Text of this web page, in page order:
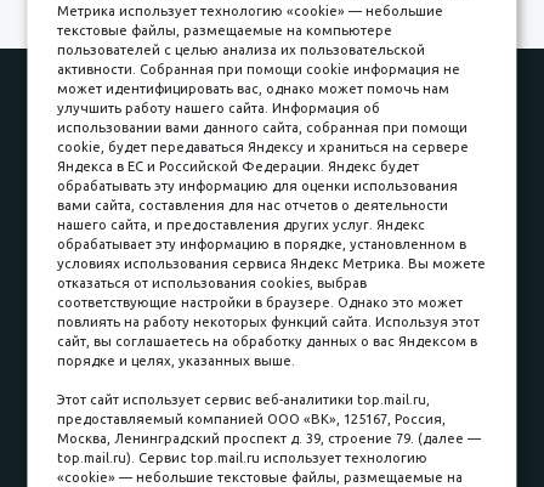
Наши работы
Оплата
Доставка и сборка
Гарантии
Карьера в компании
Контакты
Принимаем к оплате
Наличные
пл. Соляная, 6, стр. 16
8 (3822) 60-70-30
8 (3822) 50-39-09
Метрика использует технологию «cookie» — небольшие
текстовые файлы, размещаемые на компьютере
пользователей с целью анализа их пользовательской
активности. Собранная при помощи cookie информация не
может идентифицировать вас, однако может помочь нам
улучшить работу нашего сайта. Информация об
использовании вами данного сайта, собранная при помощи
cookie, будет передаваться Яндексу и храниться на сервере
Яндекса в ЕС и Российской Федерации. Яндекс будет
обрабатывать эту информацию для оценки использования
вами сайта, составления для нас отчетов о деятельности
нашего сайта, и предоставления других услуг. Яндекс
обрабатывает эту информацию в порядке, установленном в
условиях использования сервиса Яндекс Метрика. Вы можете
отказаться от использования cookies, выбрав
соответствующие настройки в браузере. Однако это может
повлиять на работу некоторых функций сайта. Используя этот
сайт, вы соглашаетесь на обработку данных о вас Яндексом в
порядке и целях, указанных выше.
Этот сайт использует сервис веб-аналитики top.mail.ru,
предоставляемый компанией ООО «ВК», 125167, Россия,
Москва, Ленинградский проспект д. 39, строение 79. (далее —
top.mail.ru). Сервис top.mail.ru использует технологию
«cookie» — небольшие текстовые файлы, размещаемые на